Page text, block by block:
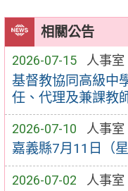
相關公告
2026-07-15 人事室
基督教協同高級中
任、代理及兼課教
2026-07-10 人事室
嘉義縣7月11日（
2026-07-02 人事室